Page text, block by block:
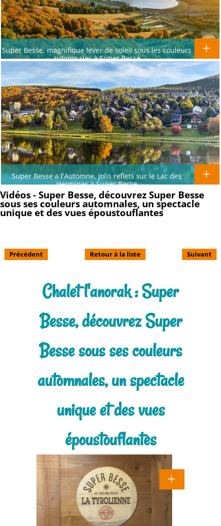
Super Besse, magnifique lever de soleil sous les couleurs
automnales à Super Besse
Super Besse a l'Automne, jolis reflets sur le Lac des
Hermines à Super Besse
Vidéos - Super Besse, découvrez Super Besse
sous ses couleurs automnales, un spectacle
unique et des vues époustouflantes
Précédent Retour à la liste Suivant
Chalet l'anorak : Super
Besse, découvrez Super
Besse sous ses couleurs
automnales, un spectacle
unique et des vues
époustouflantes